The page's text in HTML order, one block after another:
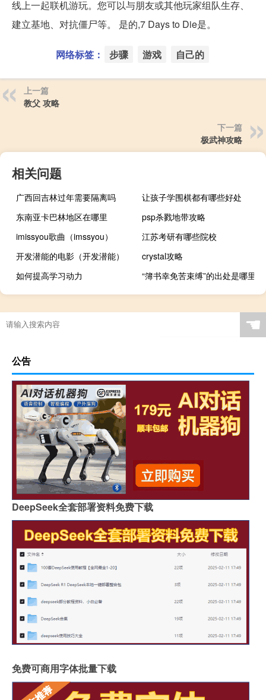
线上一起联机游玩。您可以与朋友或其他玩家组队生存、
建立基地、对抗僵尸等。 是的,7 Days to Die是。
网络标签： 步骤 游戏 自己的
上一篇
教父 攻略
下一篇
极武神攻略
相关问题
广西回吉林过年需要隔离吗
让孩子学围棋都有哪些好处
东南亚卡巴林地区在哪里
psp杀戮地带攻略
imissyou歌曲（imssyou）
江苏考研有哪些院校
开发潜能的电影（开发潜能）
crystal攻略
如何提高学习动力
“簿书幸免苦束缚”的出处是哪里
☚
公告
DeepSeek全套部署资料免费下载
免费可商用字体批量下载